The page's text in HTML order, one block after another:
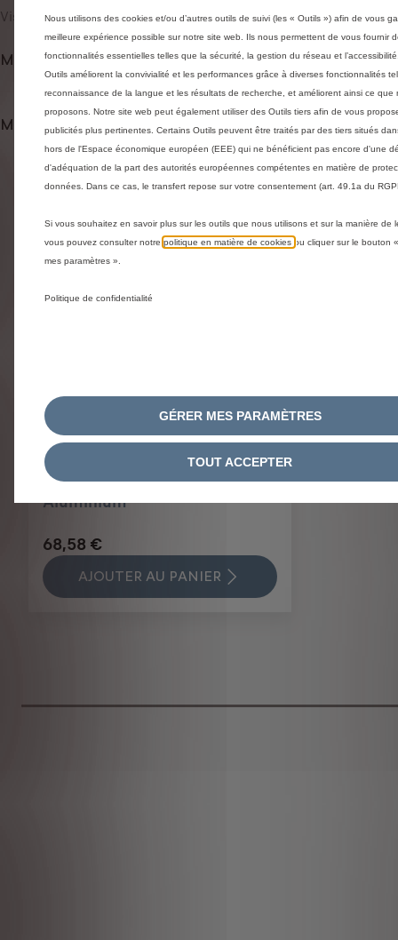
Visuel non contractuel
Modes de paiement
Méthodes de livraison et retours
Produits liés à cet article
You could be interested in these related products
Code 2403CV
Pommeau De Levier De
Vitesses Bvm5 - Cuir Noir Et
Aluminium
68,58 €
AJOUTER AU PANIER
Nous utilisons des cookies et/ou d’autres outils de suivi (les « Outils ») afin de vous
meilleure expérience possible sur notre site web. Ils nous permettent de vous fournir
fonctionnalités essentielles telles que la sécurité, la gestion du réseau et
Outils améliorent la convivialité et les performances grâce à diverses fonctionnalités
reconnaissance de la langue et les résultats de recherche, et améliorent ainsi ce que
proposons. Notre site web peut également utiliser des Outils tiers afin de vous
publicités plus pertinentes. Certains Outils peuvent être traités par des tiers situés
hors de l'Espace économique européen (EEE) qui ne bénéficient pas encore d'une
d'adéquation de la part des autorités européennes compétentes en matière de
données. Dans ce cas, le transfert repose sur votre consentement (art. 49.1a du
Si vous souhaitez en savoir plus sur les outils que nous utilisons et sur la manière de
vous pouvez consulter notre politique en matière de cookies ou cliquer sur le bouton
mes paramètres ».
Politique de confidentialité
GÉRER MES PARAMÈTRES
TOUT ACCEPTER